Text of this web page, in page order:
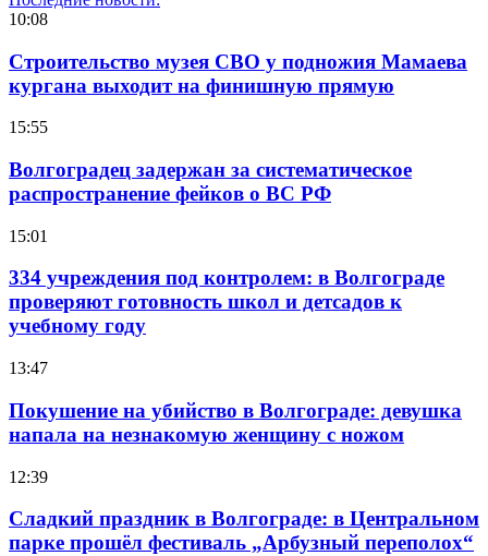
10:08
Строительство музея СВО у подножия Мамаева
кургана выходит на финишную прямую
15:55
Волгоградец задержан за систематическое
распространение фейков о ВС РФ
15:01
334 учреждения под контролем: в Волгограде
проверяют готовность школ и детсадов к
учебному году
13:47
Покушение на убийство в Волгограде: девушка
напала на незнакомую женщину с ножом
12:39
Сладкий праздник в Волгограде: в Центральном
парке прошёл фестиваль „Арбузный переполох“